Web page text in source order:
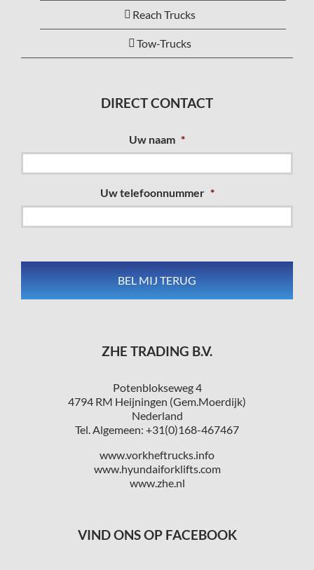
Reach Trucks
Tow-Trucks
DIRECT CONTACT
Uw naam *
Uw telefoonnummer *
ZHE TRADING B.V.
Potenblokseweg 4
4794 RM Heijningen (Gem.Moerdijk)
Nederland
Tel. Algemeen: +31(0)168-467467
www.vorkheftrucks.info
www.hyundaiforklifts.com
www.zhe.nl
VIND ONS OP FACEBOOK